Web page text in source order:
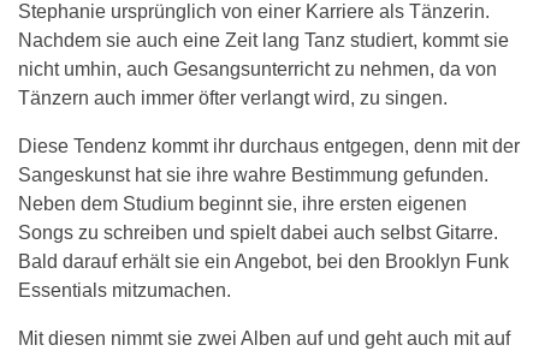
Stephanie ursprünglich von einer Karriere als Tänzerin.
Nachdem sie auch eine Zeit lang Tanz studiert, kommt sie
nicht umhin, auch Gesangsunterricht zu nehmen, da von
Tänzern auch immer öfter verlangt wird, zu singen.
Diese Tendenz kommt ihr durchaus entgegen, denn mit der
Sangeskunst hat sie ihre wahre Bestimmung gefunden.
Neben dem Studium beginnt sie, ihre ersten eigenen
Songs zu schreiben und spielt dabei auch selbst Gitarre.
Bald darauf erhält sie ein Angebot, bei den Brooklyn Funk
Essentials mitzumachen.
Mit diesen nimmt sie zwei Alben auf und geht auch mit auf